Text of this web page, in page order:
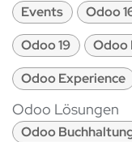
Events Odoo
Odoo 19
Odoo
Odoo Experience
Odoo Lösungen
Odoo